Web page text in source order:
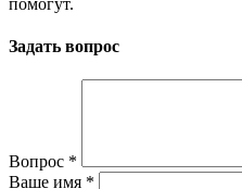
Задать вопрос
Вопрос *
Ваше имя *